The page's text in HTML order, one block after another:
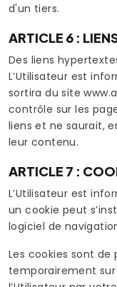
d'un tiers.
ARTICLE 6 :
Des liens
L’Utilisateur est
sortira du site
contrôle sur les
liens et ne saurait,
leur contenu.
ARTICLE 7 :
L’Utilisateur est
un cookie peut
logiciel de
Les cookies sont
temporairement sur